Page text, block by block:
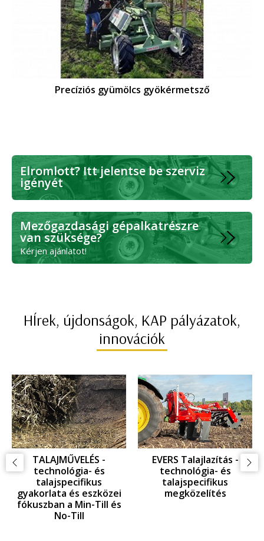
Precíziós gyümölcs gyökérmetsző
Elromlott? Itt jelentse be szerviz
igényét
Mezőgazdasági gépalkatrészre
van szüksége?
Kérjen ajánlatot!
HÍrek, újdonságok, KAP pályázatok,
innovációk
GYOMKEZELÉS -
KAPÁLÁS: technológia-
és talajspecifikus
gyakorlata és eszközei
az EINBÖCK innováció
tükrében
GYOMKEZELÉS -
GYOMFÉSÜLÉS:
technológia- és
talajspecifikus